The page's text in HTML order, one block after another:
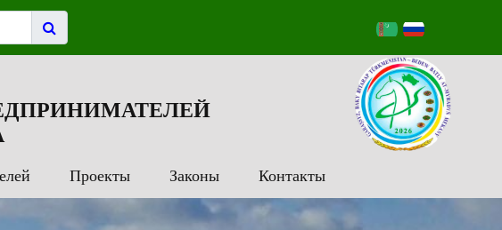
Проекты Законы Контакты